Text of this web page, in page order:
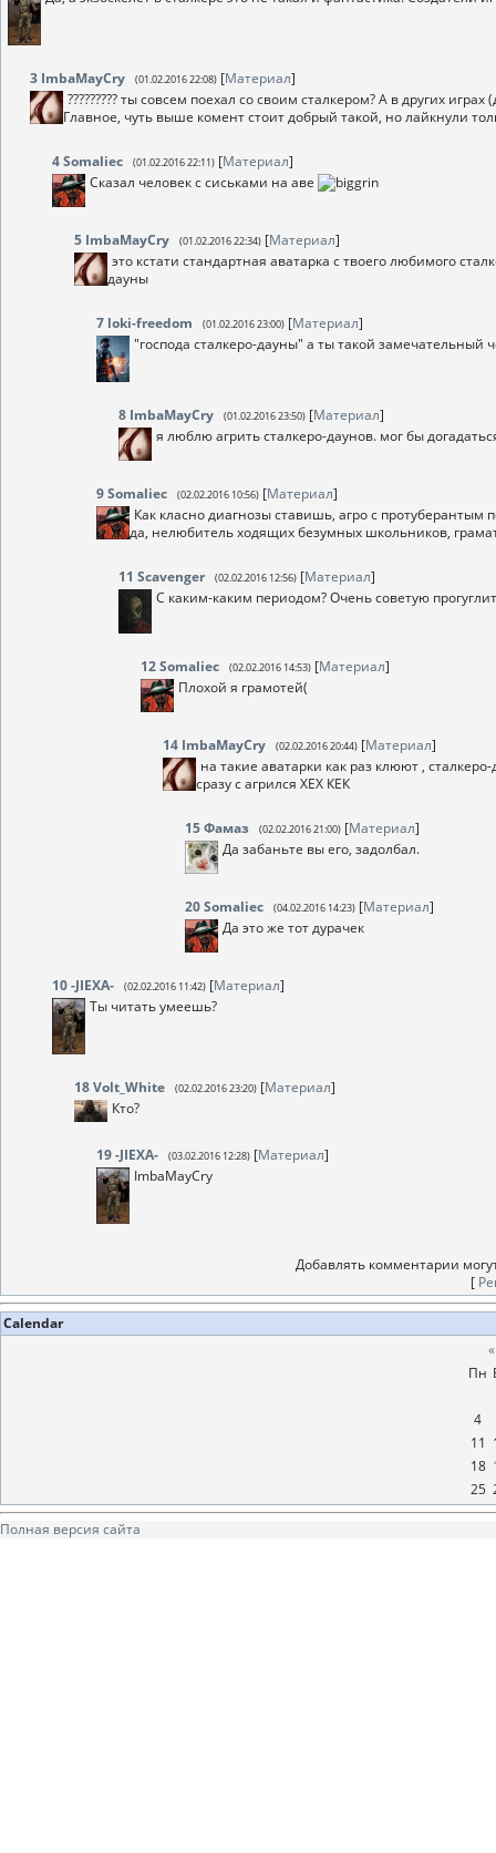
3 ImbaMayCry (01.02.2016 22:08) [Материал]
????????? ты совсем поехал со своим сталкером? А в других
Главное, чуть выше комент стоит добрый такой, но лайкнули
4Somaliec (01.02.2016 22:11) [Материал]
Сказал человек с сиськами на аве
5 ImbaMayCry (01.02.2016 22:34) [Материал]
это кстати стандартная аватарка с твоего любимого
дауны
7 loki-freedom (01.02.2016 23:00) [Материал]
"господа сталкеро-дауны" а ты такой замечательный
8 ImbaMayCry (01.02.2016 23:50) [Материал]
я люблю агрить сталкеро-даунов. мог бы
9Somaliec (02.02.2016 10:56) [Материал]
Как класно диагнозы ставишь, агро с протуберантым
да, нелюбитель ходящих безумных школьников,
11 Scavenger (02.02.2016 12:56) [Материал]
С каким-каким периодом? Очень советую
12Somaliec (02.02.2016 14:53) [Материал]
Плохой я грамотей(
14 ImbaMayCry (02.02.2016 20:44) [Материал]
на такие аватарки как раз клюют ,
сразу с агрился ХЕХ КЕК
15Фамаз (02.02.2016 21:00) [Материал]
Да забаньте вы его, задолбал.
20Somaliec (04.02.2016 14:23) [Материал]
Да это же тот дурачек
10-JIEXA- (02.02.2016 11:42) [Материал]
Ты читать умеешь?
18Volt_White (02.02.2016 23:20) [Материал]
Кто?
19-JIEXA- (03.02.2016 12:28) [Материал]
ImbaMayCry
Добавлять комментарии
[
Calendar
«
Пн
4
11
18
25
Полная версия сайта